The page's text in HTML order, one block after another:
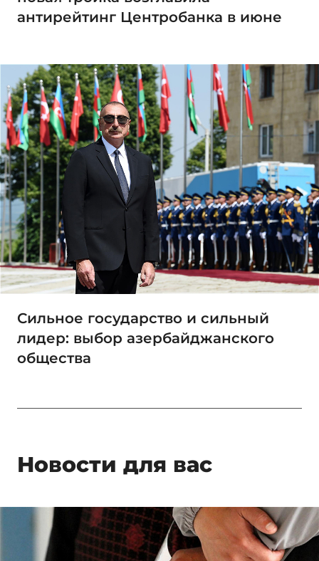
антирейтинг Центробанка в июне
Сильное государство и сильный
лидер: выбор азербайджанского
общества
Новости для вас